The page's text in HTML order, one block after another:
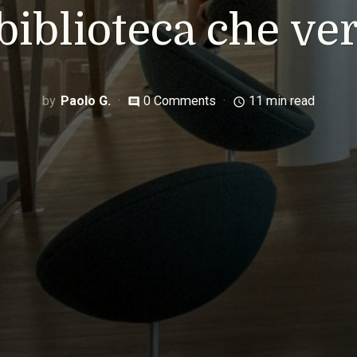
che
Paolo G. comment 0 Comments access_time 11 min read